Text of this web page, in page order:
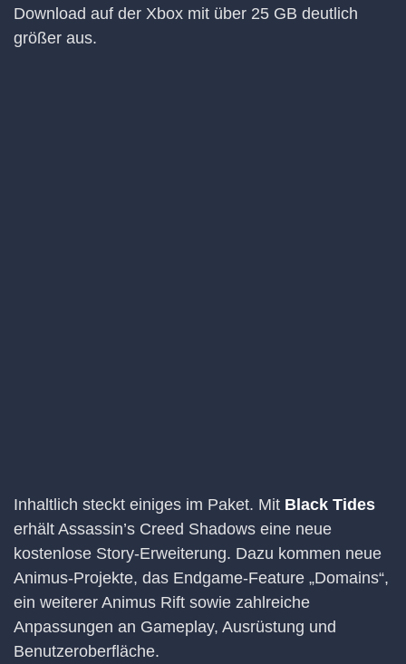
Download auf der Xbox mit über 25 GB deutlich
größer aus.
Inhaltlich steckt einiges im Paket. Mit Black Tides
erhält Assassin’s Creed Shadows eine neue
kostenlose Story-Erweiterung. Dazu kommen neue
Animus-Projekte, das Endgame-Feature „Domains“,
ein weiterer Animus Rift sowie zahlreiche
Anpassungen an Gameplay, Ausrüstung und
Benutzeroberfläche.